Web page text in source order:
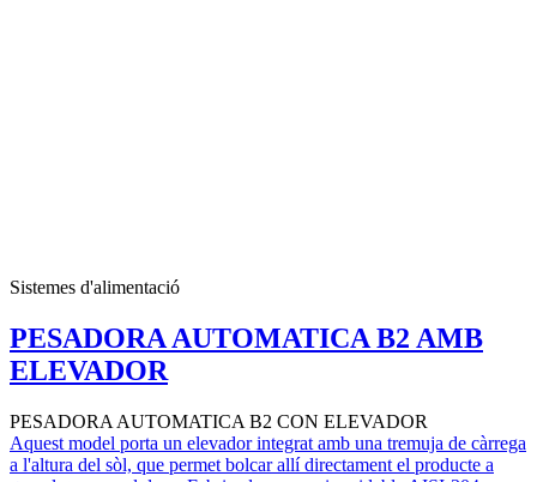
Sistemes d'alimentació
PESADORA AUTOMATICA B2 AMB
ELEVADOR
PESADORA AUTOMATICA B2 CON ELEVADOR
Aquest model porta un elevador integrat amb una tremuja de càrrega
a l'altura del sòl, que permet bolcar allí directament el producte a